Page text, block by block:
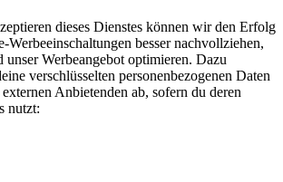
dieses Dienstes können wir den Erfolg
Werbeeinschaltungen besser nachvollziehen,
unser Werbeangebot optimieren. Dazu
verschlüsselten personenbezogenen Daten
Anbietenden ab, sofern du deren
nutzt: